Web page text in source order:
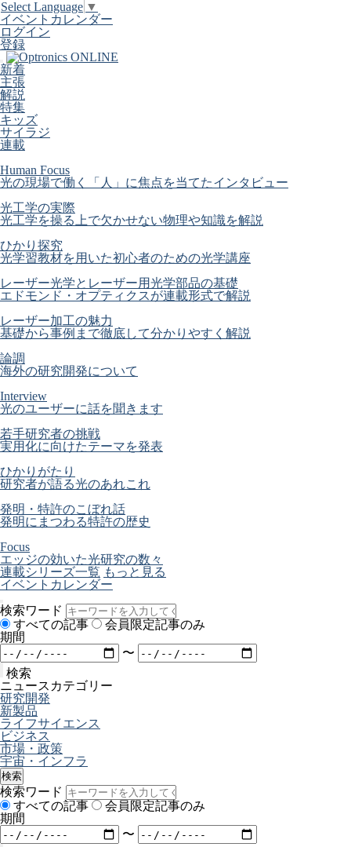
Select Language ▼
イベントカレンダー
ログイン
登録
新着
主張
解説
特集
キッズ
サイラジ
連載
Human Focus
光の現場で働く「人」に焦点を当てたインタビュー
光工学の実際
光工学を操る上で欠かせない物理や知識を解説
ひかり探究
光学習教材を用いた初心者のための光学講座
レーザー光学とレーザー用光学部品の基礎
エドモンド・オプティクスが連載形式で解説
レーザー加工の魅力
基礎から事例まで徹底して分かりやすく解説
論調
海外の研究開発について
Interview
光のユーザーに話を聞きます
若手研究者の挑戦
実用化に向けたテーマを発表
ひかりがたり
研究者が語る光のあれこれ
発明・特許のこぼれ話
発明にまつわる特許の歴史
Focus
エッジの効いた光研究の数々
連載シリーズ一覧 もっと見る
イベントカレンダー
検索ワード
すべての記事
会員限定記事のみ
期間
〜
検索
ニュースカテゴリー
研究開発
新製品
ライフサイエンス
ビジネス
市場・政策
宇宙・インフラ
検索
検索ワード
すべての記事
会員限定記事のみ
期間
〜